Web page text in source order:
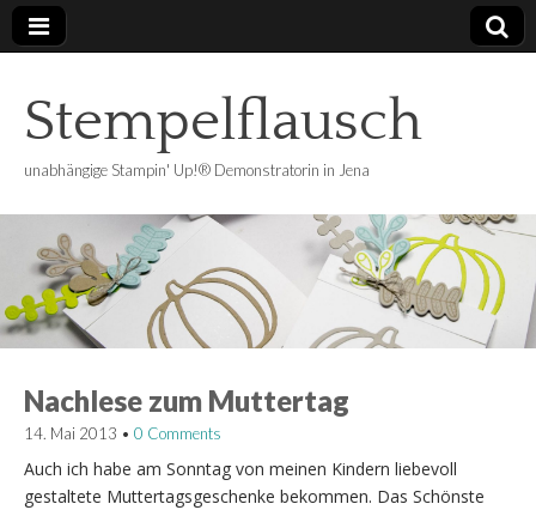
Stempelflausch
unabhängige Stampin' Up!® Demonstratorin in Jena
Nachlese zum Muttertag
14. Mai 2013 • 0 Comments
Auch ich habe am Sonntag von meinen Kindern liebevoll
gestaltete Muttertagsgeschenke bekommen. Das Schönste